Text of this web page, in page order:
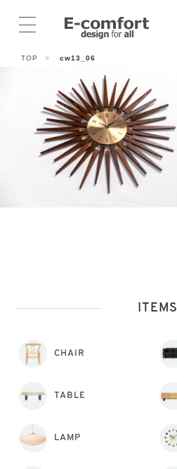
TOP > cw13_06
ITEMS
CHAIR
TABLE
LAMP